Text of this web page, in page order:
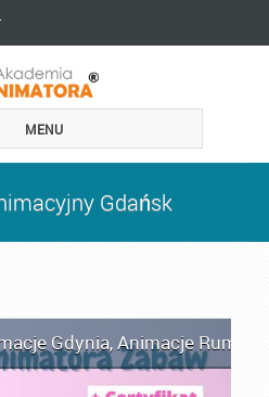
MENU
Gdańsk
Gdynia,Animacje Rumia